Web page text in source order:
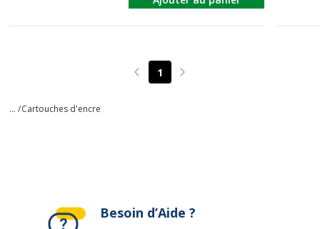
Page précédente
1 Page suivante
... /Cartouches d'encre
Besoin d’Aide ?